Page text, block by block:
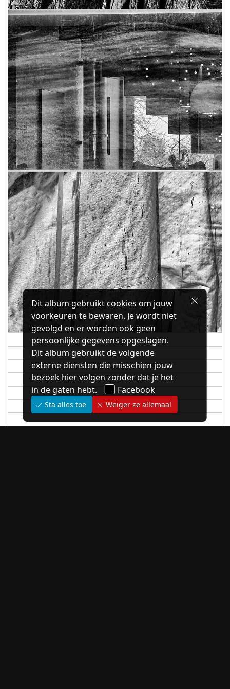
Dit album gebruikt cookies om jouw
voorkeuren te bewaren. Je wordt niet
gevolgd en er worden ook geen
persoonlijke gegevens opgeslagen.
Dit album gebruikt de volgende
externe diensten die misschien jouw
bezoek hier volgen zonder dat je het
in de gaten hebt.
Facebook
Sta alles toe Weiger ze allemaal